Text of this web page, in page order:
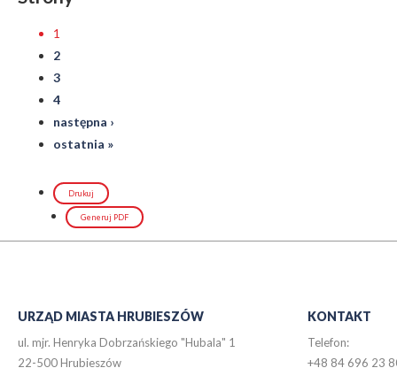
1
2
3
4
następna ›
ostatnia »
Drukuj
Generuj PDF
URZĄD MIASTA HRUBIESZÓW
ul. mjr. Henryka Dobrzańskiego "Hubala" 1
22-500 Hrubieszów
KONTAKT
Telefon:
+48 84 696 23